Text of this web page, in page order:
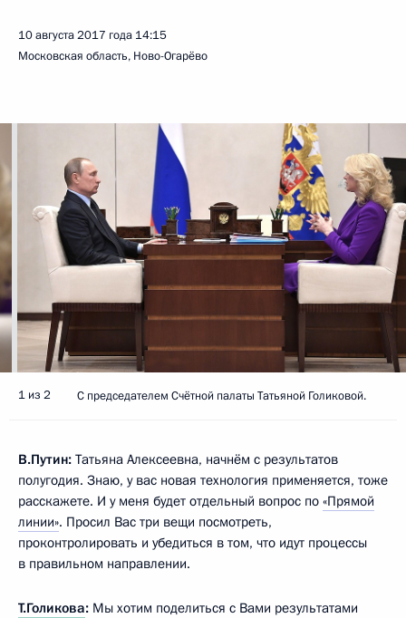
10 августа 2017 года 14:15
Московская область, Ново-Огарёво
1 из 2 С председателем Счётной палаты Татьяной Голиковой.
В.Путин: Татьяна Алексеевна, начнём с результатов
полугодия. Знаю, у вас новая технология применяется, тоже
расскажете. И у меня будет отдельный вопрос по «Прямой
линии». Просил Вас три вещи посмотреть,
проконтролировать и убедиться в том, что идут процессы
в правильном направлении.
Т.Голикова: Мы хотим поделиться с Вами результатами